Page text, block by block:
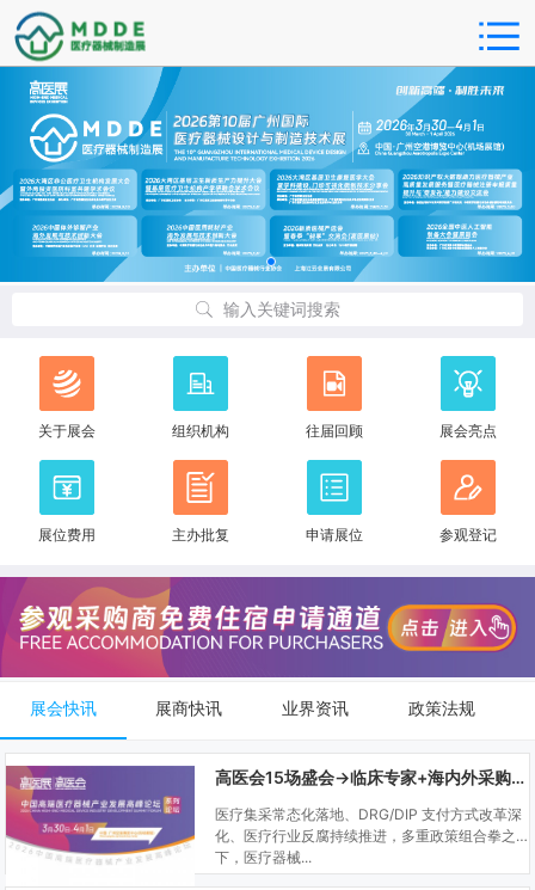
输入关键词搜索
关于展会 组织机构 往届回顾 展会亮点
展位费用 主办批复 申请展位 参观登记
展会快讯 展商快讯 业界资讯 政策法规
高医会15场盛会→临床专家+海内外采购商双向对接
医疗集采常态化落地、DRG/DIP 支付方式改革深
化、医疗行业反腐持续推进，多重政策组合拳之
下，医疗器械...